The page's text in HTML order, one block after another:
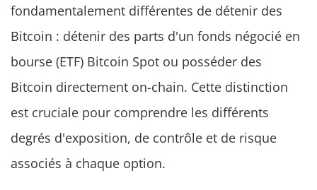
fondamentalement différentes de détenir des
Bitcoin : détenir des parts d'un fonds négocié en
bourse (ETF) Bitcoin Spot ou posséder des
Bitcoin directement on-chain. Cette distinction
est cruciale pour comprendre les différents
degrés d'exposition, de contrôle et de risque
associés à chaque option.